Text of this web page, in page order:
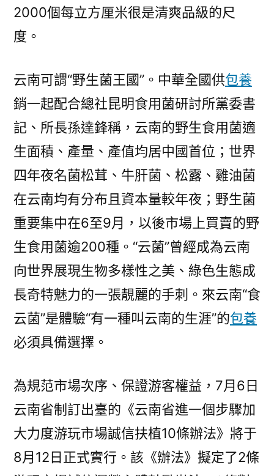
2000個每立方厘米很是清爽品級的尺
度。
云南可謂“野生菌王國”。中華全國供包養
銷一起配合總社昆明食用菌研討所黨委書
記、所長孫達鋒稱，云南的野生食用菌適
生面積、產量、產值均居中國首位；世界
四年夜名菌松茸、牛肝菌、松露、雞油菌
在云南均有分布且資本量較年夜；野生菌
重要集中在6至9月，以後市場上買賣的野
生食用菌逾200種。“云菌”曾經成為云南
向世界展現生物多樣性之美、綠色生態成
長奇特魅力的一張靚麗的手刺。來云南“食
云菌”是體驗“有一種叫云南的生涯”的包養
必須具備選擇。
為規范市場次序、保證游客權益，7月6日
云南省制訂出臺的《云南省進一個步驟加
大力度游玩市場誠信扶植10條辦法》將于
8月12日正式實行。該《辦法》擬定了2條